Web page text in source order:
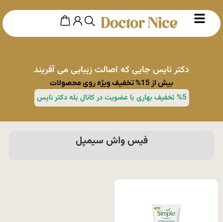
دکتر نایس جایی که اصالت زیبایی می آفریند
بیش از 15% تخفیف ویژه روی محصولات
%5 تخفیف بهاری با عضویت در کانال بله دکتر نایس
فیس واش سیمپل